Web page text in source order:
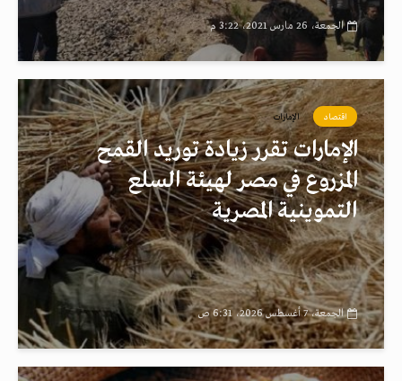
الجمعة، 26 مارس 2021، 3:22 م
اقتصاد الإمارات
الإمارات تقرر زيادة توريد القمح
المزروع في مصر لهيئة السلع
التموينية المصرية
الجمعة، 7 أغسطس 2026، 6:31 ص